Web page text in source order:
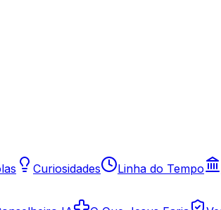
Curiosidades Linha do Tempo